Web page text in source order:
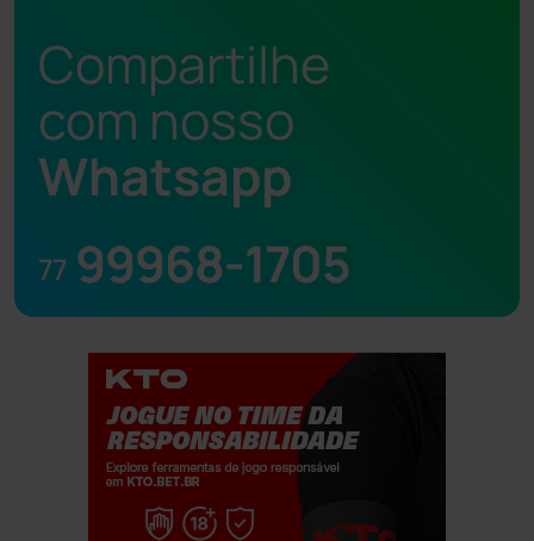
Compartilhe
com nosso
Whatsapp
77 99968-1705